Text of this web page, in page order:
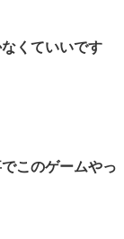
くていいです
このゲームやっ